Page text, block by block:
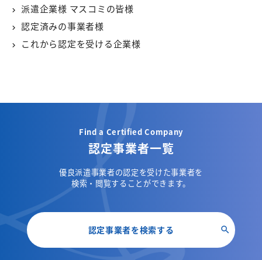
派遣企業様 マスコミの皆様
認定済みの事業者様
これから認定を受ける企業様
Find a Certified Company
認定事業者一覧
優良派遣事業者の認定を受けた事業者を
検索・閲覧することができます。
認定事業者を検索する